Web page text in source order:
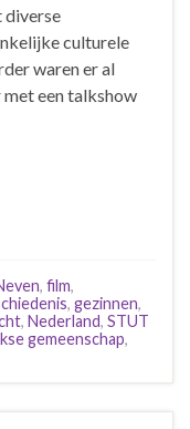
diverse
culturele
waren er al
een talkshow
, film,
, gezinnen,
, Nederland, STUT
gemeenschap,